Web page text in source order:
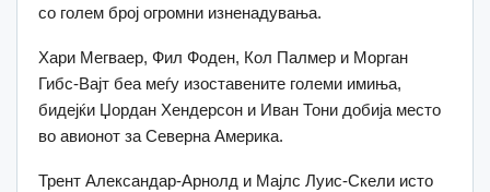
со голем број огромни изненадувања.
Хари Мегваер, Фил Фоден, Кол Палмер и Морган
Гибс-Вајт беа меѓу изоставените големи имиња,
бидејќи Џордан Хендерсон и Иван Тони добија место
во авионот за Северна Америка.
Трент Александар-Арнолд и Мајлс Луис-Скели исто